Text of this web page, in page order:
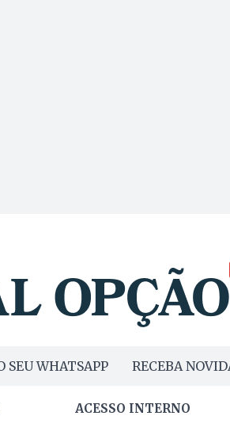
SEU WHATSAPP RECEBA
ACESSO INTERNO